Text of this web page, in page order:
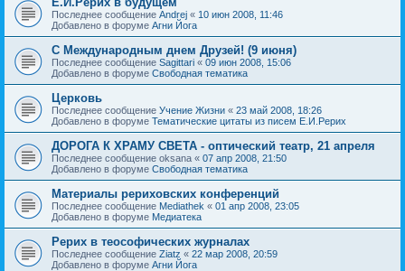
Последнее сообщение Andrej « 10 июн 2008, 11:46
Добавлено в форуме Агни Йога
С Международным днем Друзей! (9 июня)
Последнее сообщение Sagittari « 09 июн 2008, 15:06
Добавлено в форуме Свободная тематика
Церковь
Последнее сообщение Учение Жизни « 23 май 2008, 18:26
Добавлено в форуме Тематические цитаты из писем Е.И.Рерих
ДОРОГА К ХРАМУ СВЕТА - оптический театр, 21 апреля
Последнее сообщение oksana « 07 апр 2008, 21:50
Добавлено в форуме Свободная тематика
Материалы рериховских конференций
Последнее сообщение Mediathek « 01 апр 2008, 23:05
Добавлено в форуме Медиатека
Рерих в теософических журналах
Последнее сообщение Ziatz « 22 мар 2008, 20:59
Добавлено в форуме Агни Йога